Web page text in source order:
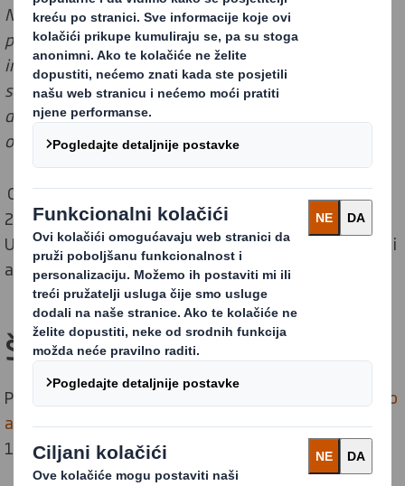
Napominjemo da ove informacije ne predstavljaju
pravni savjet.Ovo je opći sažetak PPWR-a na temelju
informacija kojima je pristupio DS Smith.
se trebale pozvati na javno dostupne informacije koje
dijele relevantna tijela EU-a i po potrebi se savjetovati
o vlastitom stajalištu.
Ova je stranica posljednji put ažurirana 21. kolovoza
2025. Informacije na ovoj stranici preuzete su iz
Uredbe (EU) 2025/40 od 19. prosinca 2024. o ambalaži i
ambalažnom otpadu (PPWR).
Što je PPWR?
PPWR je je zakonodavni akt kojim se revidira
Direktiva o
ambalaži i ambalažnom otpadu (PPWD), usvojena
1990-ih i od tada nekoliko puta revidirana.